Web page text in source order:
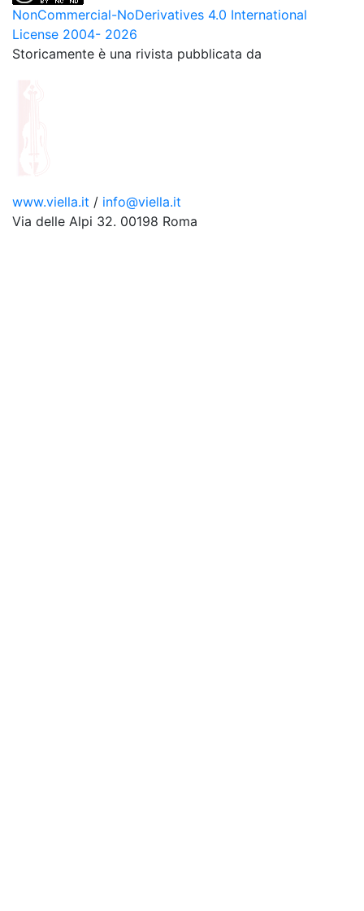
NonCommercial-NoDerivatives 4.0 International
License 2004- 2026
Storicamente è una rivista pubblicata da
www.viella.it / info@viella.it
Via delle Alpi 32. 00198 Roma